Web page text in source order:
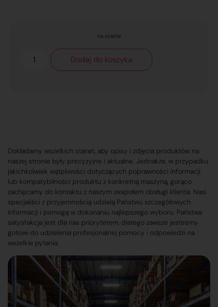
na stanie
Dodaj do koszyka
Dokładamy wszelkich starań, aby opisy i zdjęcia produktów na
naszej stronie były precyzyjne i aktualne. Jednakże, w przypadku
jakichkolwiek wątpliwości dotyczących poprawności informacji
lub kompatybilności produktu z konkretną maszyną, gorąco
zachęcamy do kontaktu z naszym zespołem obsługi klienta. Nasi
specjaliści z przyjemnością udzielą Państwu szczegółowych
informacji i pomogą w dokonaniu najlepszego wyboru. Państwa
satysfakcja jest dla nas priorytetem, dlatego zawsze jesteśmy
gotowi do udzielenia profesjonalnej pomocy i odpowiedzi na
wszelkie pytania.